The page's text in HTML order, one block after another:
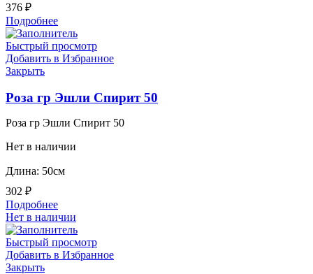
376 ₽
Подробнее
Быстрый просмотр
Добавить в Избранное
Закрыть
Роза гр Эшли Спирит 50
Роза гр Эшли Спирит 50
Нет в наличии
Длина: 50см
302 ₽
Подробнее
Нет в наличии
Быстрый просмотр
Добавить в Избранное
Закрыть